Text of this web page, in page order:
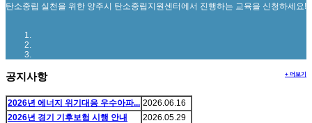
탄소중립 실천을 위한 양주시 탄소중립지원센터에서 진행하는 교육을 신청하세요!
공지사항 + 더보기
2026년 에너지 위기대응 우수아파... 2026.06.16
2026년 경기 기후보험 시행 안내
2026.05.29